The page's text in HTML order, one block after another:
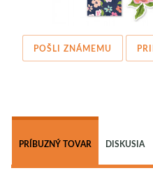
POŠLI ZNÁMEMU
PRÍBUZNÝ TOVAR DISKUSIA